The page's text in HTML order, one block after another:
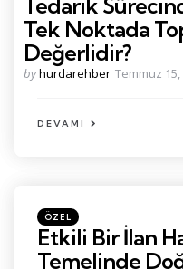
Tek Noktada
Değerlidir?
Posted
byhurdarehber Temmuz 15,
DEVAMI
Kategoriler
Posted
in
ÖZEL
Etkili Bir İlan
Temelinde